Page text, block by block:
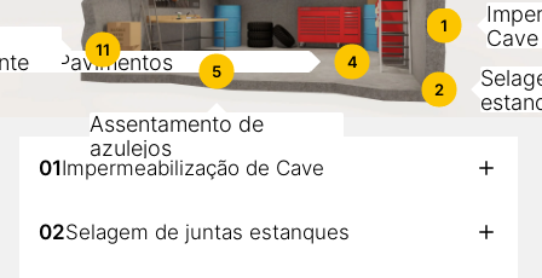
1
Cave
2
4
Pavimentos 5
Assentamento de
azulejos
11
01Impermeabilização de Cave
02Selagem de juntas estanques